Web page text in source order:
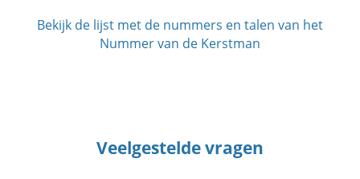
Bekijk de lijst met de nummers en talen van het
Nummer van de Kerstman
Veelgestelde vragen